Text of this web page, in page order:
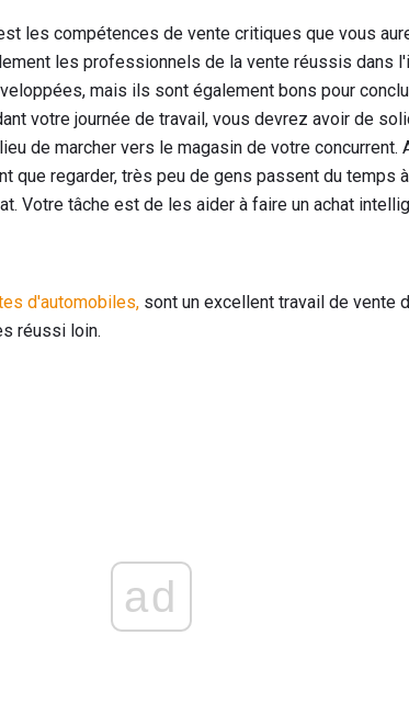
les compétences de vente critiques que vous
les professionnels de la vente réussis dans
mais ils sont également bons pour
votre journée de travail, vous devrez avoir de
de marcher vers le magasin de votre
que regarder, très peu de gens passent du temps
Votre tâche est de les aider à faire un achat
d'automobiles, sont un excellent travail de vente
réussi loin.
ad